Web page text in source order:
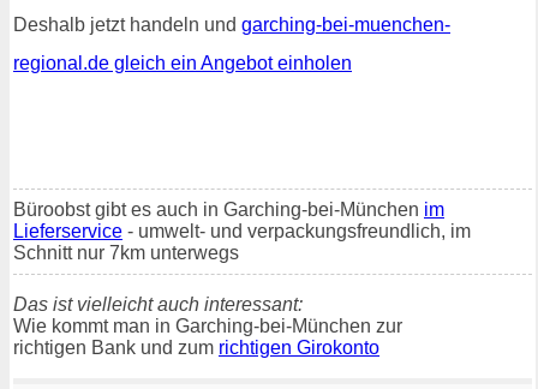
Deshalb jetzt handeln und garching-bei-muenchen-
regional.de gleich ein Angebot einholen
Büroobst gibt es auch in Garching-bei-München im
Lieferservice - umwelt- und verpackungsfreundlich, im
Schnitt nur 7km unterwegs
Das ist vielleicht auch interessant:
Wie kommt man in Garching-bei-München zur
richtigen Bank und zum richtigen Girokonto